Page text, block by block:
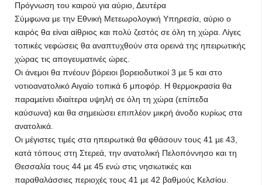
Πρόγνωση του καιρού για αύριο, Δευτέρα
Σύμφωνα με την Εθνική Μετεωρολογική Υπηρεσία, αύριο ο
καιρός θα είναι αίθριος και πολύ ζεστός σε όλη τη χώρα. Λίγες
τοπικές νεφώσεις θα αναπτυχθούν στα ορεινά της ηπειρωτικής
χώρας τις απογευματινές ώρες.
Οι άνεμοι θα πνέουν βόρειοι βορειοδυτικοί 3 με 5 και στο
νοτιοανατολικό Αιγαίο τοπικά 6 μποφόρ. Η θερμοκρασία θα
παραμείνει ιδιαίτερα υψηλή σε όλη τη χώρα (επίπεδα
καύσωνα) και θα σημειώσει επιπλέον μικρή άνοδο κυρίως στα
ανατολικά.
Οι μέγιστες τιμές στα ηπειρωτικά θα φθάσουν τους 41 με 43,
κατά τόπους στη Στερεά, την ανατολική Πελοπόννησο και τη
Θεσσαλία τους 44 με 45 ενώ στις νησιωτικές και
παραθαλάσσιες περιοχές τους 41 με 42 βαθμούς Κελσίου.